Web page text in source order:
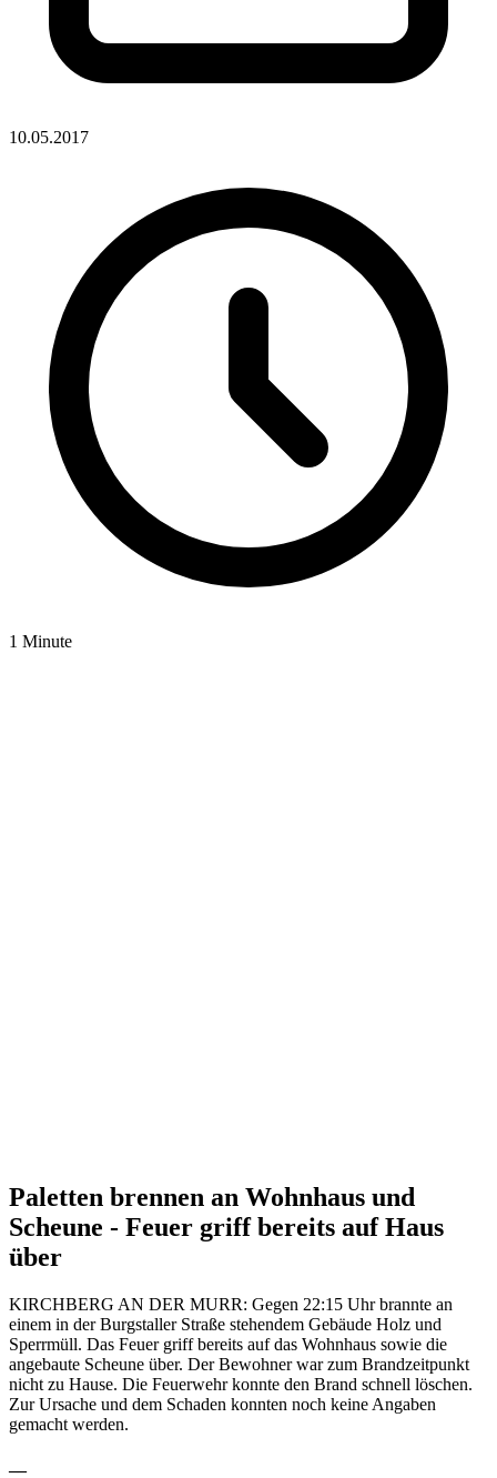
10.05.2017
1 Minute
Paletten brennen an Wohnhaus und
Scheune - Feuer griff bereits auf Haus
über
KIRCHBERG AN DER MURR: Gegen 22:15 Uhr brannte an
einem in der Burgstaller Straße stehendem Gebäude Holz und
Sperrmüll. Das Feuer griff bereits auf das Wohnhaus sowie die
angebaute Scheune über. Der Bewohner war zum Brandzeitpunkt
nicht zu Hause. Die Feuerwehr konnte den Brand schnell löschen.
Zur Ursache und dem Schaden konnten noch keine Angaben
gemacht werden.